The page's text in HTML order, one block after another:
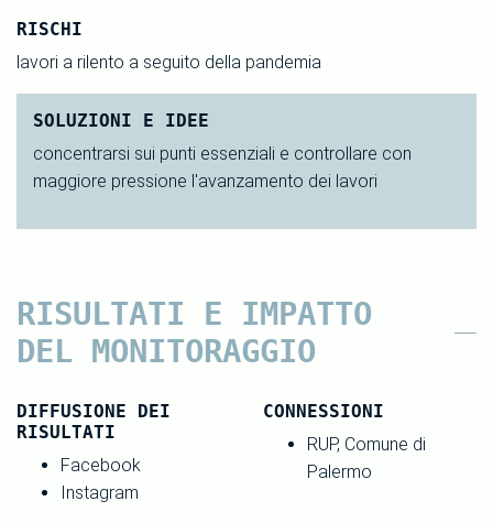
RISCHI
lavori a rilento a seguito della pandemia
SOLUZIONI E IDEE
concentrarsi sui punti essenziali e controllare con
maggiore pressione l'avanzamento dei lavori
RISULTATI E IMPATTO
DEL MONITORAGGIO
DIFFUSIONE DEI
RISULTATI
Facebook
Instagram
CONNESSIONI
RUP, Comune di
Palermo